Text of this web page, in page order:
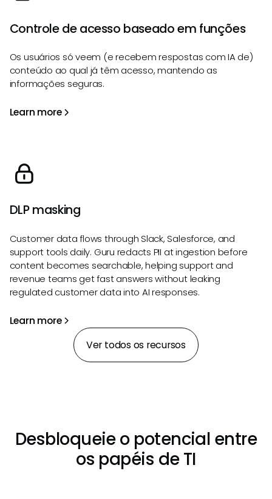
Controle de acesso baseado em funções
Os usuários só veem (e recebem respostas com IA de)
conteúdo ao qual já têm acesso, mantendo as
informações seguras.
Learn more
DLP masking
Customer data flows through Slack, Salesforce, and
support tools daily. Guru redacts PII at ingestion before
content becomes searchable, helping support and
revenue teams get fast answers without leaking
regulated customer data into AI responses.
Learn more
Ver todos os recursos
Desbloqueie o potencial entre
os papéis de TI